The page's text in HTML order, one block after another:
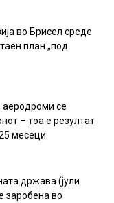
во Брисел среде
план „под
аеродроми се
– тоа е резултат
месеци
држава (јули
заробена во